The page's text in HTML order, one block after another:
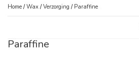
Home /Wax /Verzorging / Paraffine
Paraffine